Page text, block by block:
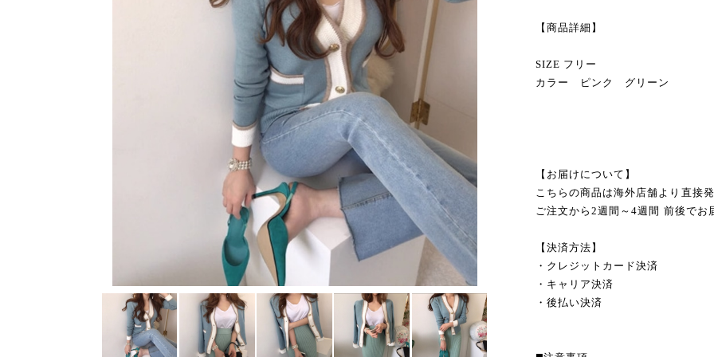
【商品詳細】
SIZE フリー
カラー ピンク グリーン
【お届けについて】
こちらの商品は海外店舗より直接
ご注文から2週間～4週間 前後でお
【決済方法】
・クレジットカード決済
・キャリア決済
・後払い決済